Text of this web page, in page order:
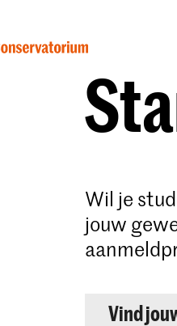
Wil je
jouw
Vind